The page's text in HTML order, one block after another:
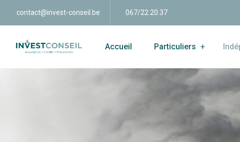
contact@invest-conseil.be 067/22.20.37
Accueil Particuliers